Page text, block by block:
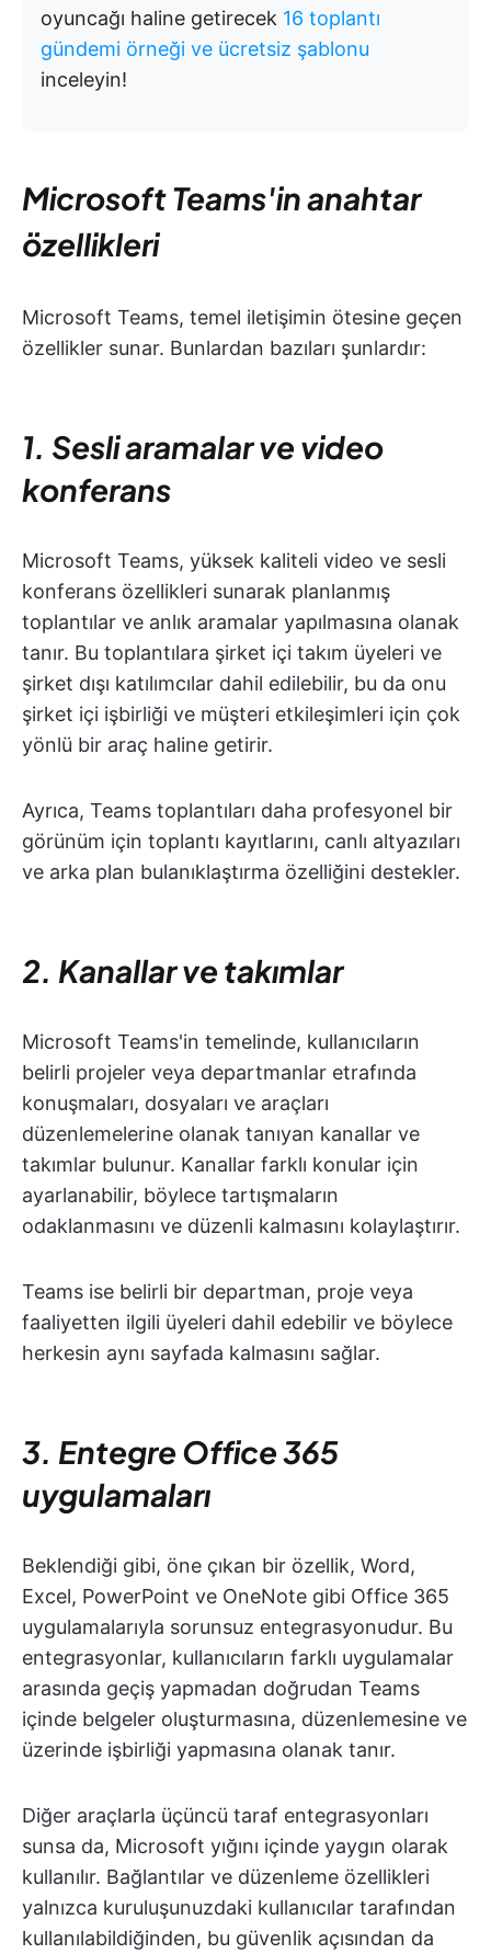
oyuncağı haline getirecek 16 toplantı
gündemi örneği ve ücretsiz şablonu
inceleyin!
Microsoft Teams'in anahtar
özellikleri
Microsoft Teams, temel iletişimin ötesine geçen
özellikler sunar. Bunlardan bazıları şunlardır:
1. Sesli aramalar ve video
konferans
Microsoft Teams, yüksek kaliteli video ve sesli
konferans özellikleri sunarak planlanmış
toplantılar ve anlık aramalar yapılmasına olanak
tanır. Bu toplantılara şirket içi takım üyeleri ve
şirket dışı katılımcılar dahil edilebilir, bu da onu
şirket içi işbirliği ve müşteri etkileşimleri için çok
yönlü bir araç haline getirir.
Ayrıca, Teams toplantıları daha profesyonel bir
görünüm için toplantı kayıtlarını, canlı altyazıları
ve arka plan bulanıklaştırma özelliğini destekler.
2. Kanallar ve takımlar
Microsoft Teams'in temelinde, kullanıcıların
belirli projeler veya departmanlar etrafında
konuşmaları, dosyaları ve araçları
düzenlemelerine olanak tanıyan kanallar ve
takımlar bulunur. Kanallar farklı konular için
ayarlanabilir, böylece tartışmaların
odaklanmasını ve düzenli kalmasını kolaylaştırır.
Teams ise belirli bir departman, proje veya
faaliyetten ilgili üyeleri dahil edebilir ve böylece
herkesin aynı sayfada kalmasını sağlar.
3. Entegre Office 365
uygulamaları
Beklendiği gibi, öne çıkan bir özellik, Word,
Excel, PowerPoint ve OneNote gibi Office 365
uygulamalarıyla sorunsuz entegrasyonudur. Bu
entegrasyonlar, kullanıcıların farklı uygulamalar
arasında geçiş yapmadan doğrudan Teams
içinde belgeler oluşturmasına, düzenlemesine ve
üzerinde işbirliği yapmasına olanak tanır.
Diğer araçlarla üçüncü taraf entegrasyonları
sunsa da, Microsoft yığını içinde yaygın olarak
kullanılır. Bağlantılar ve düzenleme özellikleri
yalnızca kuruluşunuzdaki kullanıcılar tarafından
kullanılabildiğinden, bu güvenlik açısından da